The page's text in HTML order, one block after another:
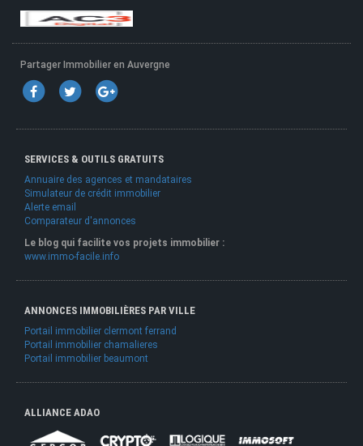
Partager Immobilier en Auvergne
SERVICES & OUTILS GRATUITS
Annuaire des agences et mandataires
Simulateur de crédit immobilier
Alerte email
Comparateur d'annonces
Le blog qui facilite vos projets immobilier :
www.immo-facile.info
ANNONCES IMMOBILIÈRES PAR VILLE
Portail immobilier clermont ferrand
Portail immobilier chamalieres
Portail immobilier beaumont
ALLIANCE ADAO